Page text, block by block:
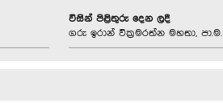
විසින් පිළිතුරු දෙන ලදී
ගරු ඉරාන් වික්‍රමරත්න මහතා, පා.ම.